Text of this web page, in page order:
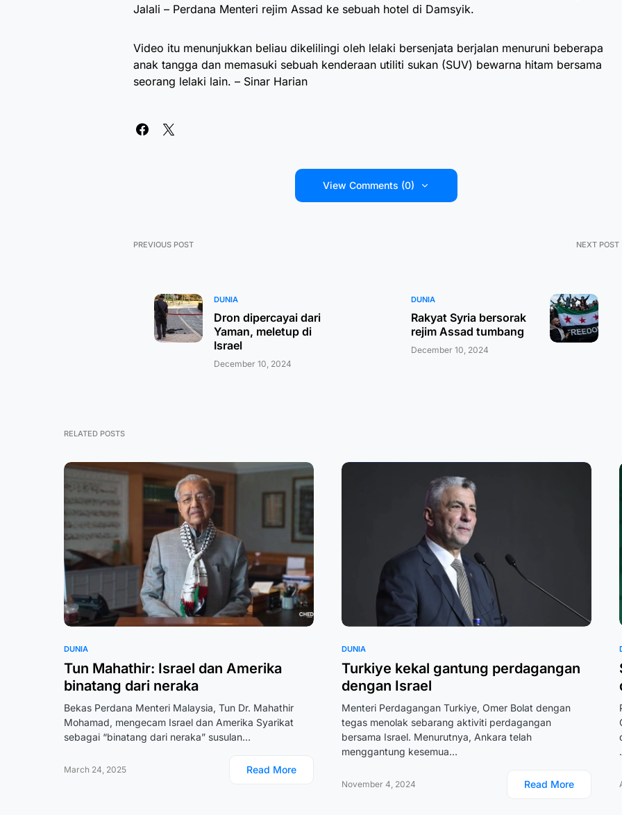
Jalali – Perdana Menteri rejim Assad ke sebuah hotel di Damsyik.
Video itu menunjukkan beliau dikelilingi oleh lelaki bersenjata berjalan menuruni beberapa
anak tangga dan memasuki sebuah kenderaan utiliti sukan (SUV) bewarna hitam bersama
seorang lelaki lain. – Sinar Harian
View Comments (0)
PREVIOUS POST
DUNIA
Dron dipercayai dari
Yaman, meletup di
Israel
December 10, 2024
NEXT POST
DUNIA
Rakyat Syria bersorak
rejim Assad tumbang
December 10, 2024
RELATED POSTS
DUNIA
Tun Mahathir: Israel dan Amerika
binatang dari neraka
Bekas Perdana Menteri Malaysia, Tun Dr. Mahathir
Mohamad, mengecam Israel dan Amerika Syarikat
sebagai “binatang dari neraka” susulan…
March 24, 2025 Read More
DUNIA
Turkiye kekal gantung perdagangan
dengan Israel
Menteri Perdagangan Turkiye, Omer Bolat dengan
tegas menolak sebarang aktiviti perdagangan
bersama Israel. Menurutnya, Ankara telah
menggantung kesemua…
November 4, 2024 Read More